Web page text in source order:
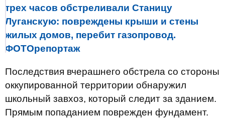
трех часов обстреливали Станицу
Луганскую: повреждены крыши и стены
жилых домов, перебит газопровод.
ФОТОрепортаж
Последствия вчерашнего обстрела со стороны
оккупированной территории обнаружил
школьный завхоз, который следит за зданием.
Прямым попаданием поврежден фундамент.